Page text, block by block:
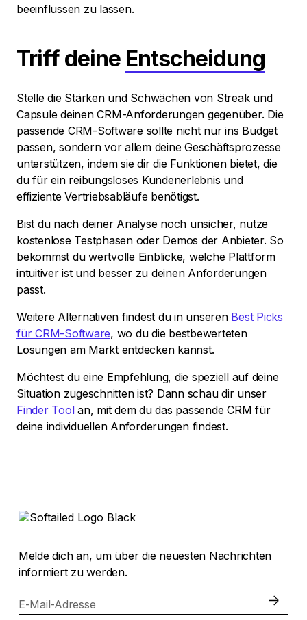
beeinflussen zu lassen.
Triff deine Entscheidung
Stelle die Stärken und Schwächen von Streak und
Capsule deinen CRM-Anforderungen gegenüber. Die
passende CRM-Software sollte nicht nur ins Budget
passen, sondern vor allem deine Geschäftsprozesse
unterstützen, indem sie dir die Funktionen bietet, die
du für ein reibungsloses Kundenerlebnis und
effiziente Vertriebsabläufe benötigst.
Bist du nach deiner Analyse noch unsicher, nutze
kostenlose Testphasen oder Demos der Anbieter. So
bekommst du wertvolle Einblicke, welche Plattform
intuitiver ist und besser zu deinen Anforderungen
passt.
Weitere Alternativen findest du in unseren Best Picks
für CRM-Software, wo du die bestbewerteten
Lösungen am Markt entdecken kannst.
Möchtest du eine Empfehlung, die speziell auf deine
Situation zugeschnitten ist? Dann schau dir unser
Finder Toolan, mit dem du das passende CRM für
deine individuellen Anforderungen findest.
Melde dich an, um über die neuesten Nachrichten
informiert zu werden.
E-Mail-Adresse